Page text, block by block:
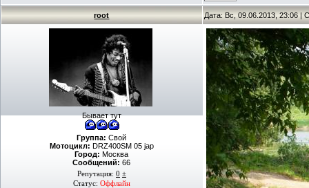
root Дата: Вс, 09.06.2013, 23:06 |
Бывает тут
Группа: Свой
Мотоцикл: DRZ400SM 05 jap
Город: Москва
Сообщений: 66
Репутация: 0 ±
Статус: Оффлайн